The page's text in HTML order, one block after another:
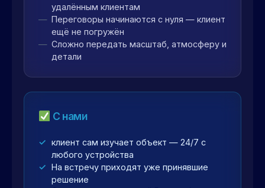
удалённым клиентам
Переговоры начинаются с нуля — клиент
ещё не погружён
Сложно передать масштаб, атмосферу и
детали
С нами
клиент сам изучает объект — 24/7 с
любого устройства
На встречу приходят уже принявшие
решение